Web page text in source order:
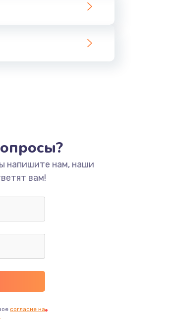
напишите нам, наши
вам!
согласие на